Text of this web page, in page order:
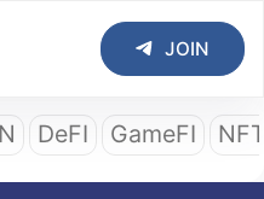
JOIN
DeFI GameFI